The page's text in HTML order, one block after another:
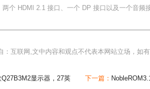
两个 HDMI 2.1 接口、一个 DP 接口以及一个音频
：互联网,文中内容和观点不代表本网站立场，如
显示器，27英 下一篇：